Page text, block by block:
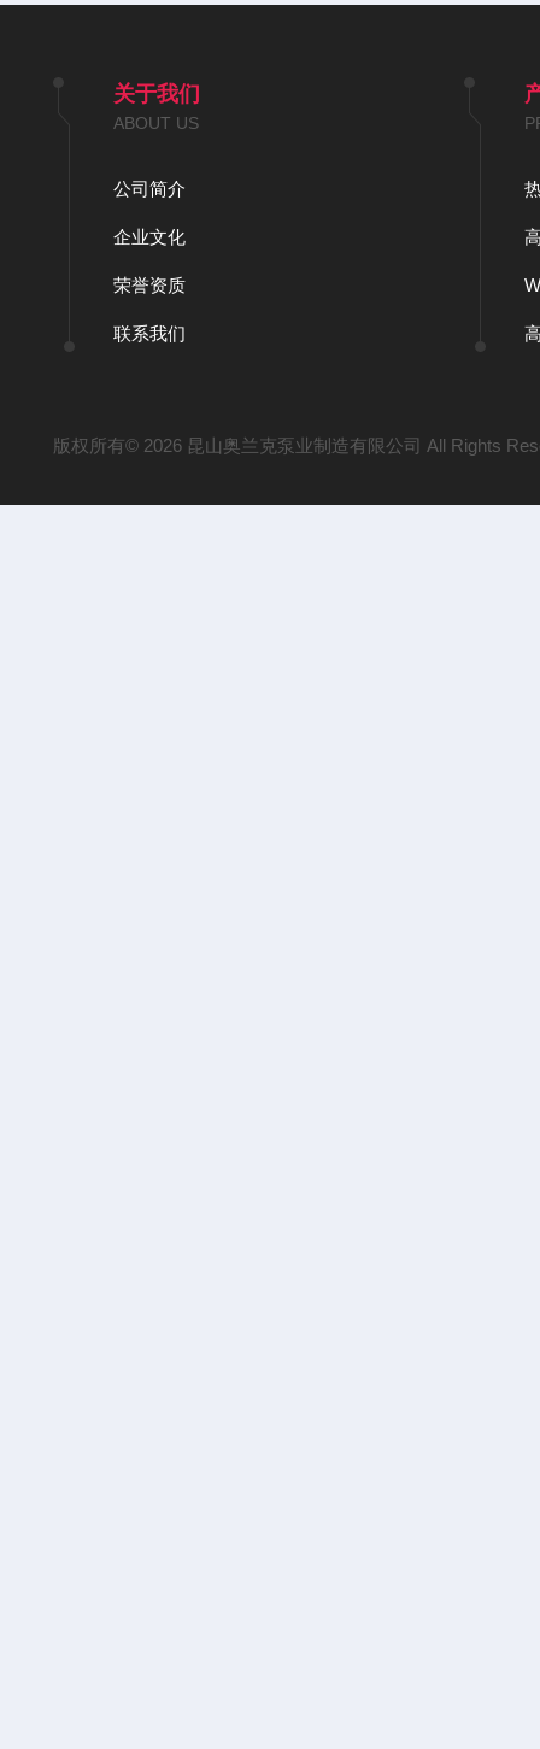
关于我们
ABOUT US
公司简介
企业文化
荣誉资质
联系我们
版权所有© 2026 昆山奥兰克泵业制造有限公司 All Rights